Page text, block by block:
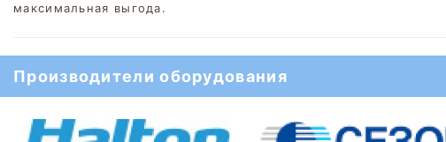
максимальная выгода.
Производители оборудования